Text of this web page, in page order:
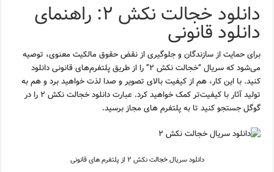
دانلود خجالت نکش ۲: راهنمای
دانلود قانونی
برای حمایت از سازندگان و جلوگیری از نقض حقوق مالکیت معنوی، توصیه
می‌شود که سریال “خجالت نکش ۲” را از طریق پلتفرم‌های قانونی دانلود
کنید. با این کار، هم از کیفیت بالای تصویر و صدا لذت خواهید برد و هم به
تولید آثار با کیفیت‌تر کمک خواهید کرد. عبارت دانلود خجالت نکش ۲ را در
گوگل جستجو کنید تا به پلتفرم های مجاز برسید.
دانلود سریال خجالت نکش ۲ از پلتفرم های قانونی